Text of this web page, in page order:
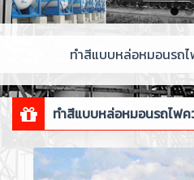
ทำสีแบบหล่อหมอนรถไ
ทำสีแบบหล่อหมอนรถไฟค